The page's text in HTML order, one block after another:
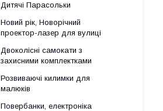
Дитячі Парасольки
Новий рік, Новорічний
проектор-лазер для вулиці
Двоколісні самокати з
захисними комплектками
Розвиваючі килимки для
малюків
Повербанки, електроніка